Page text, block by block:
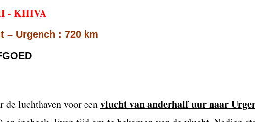
- KHIVA
– Urgench : 720 km
de luchthaven voor eenvlucht van anderhalf uur naar